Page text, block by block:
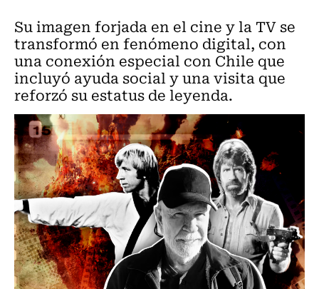
Su imagen forjada en el cine y la TV se
transformó en fenómeno digital, con
una conexión especial con Chile que
incluyó ayuda social y una visita que
reforzó su estatus de leyenda.